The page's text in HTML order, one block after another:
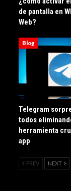
de pantalla en
Web?
Blog
Telegram
todos
herramienta
app
PREV NEXT